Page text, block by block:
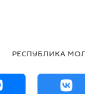
РЕСПУБЛИКА